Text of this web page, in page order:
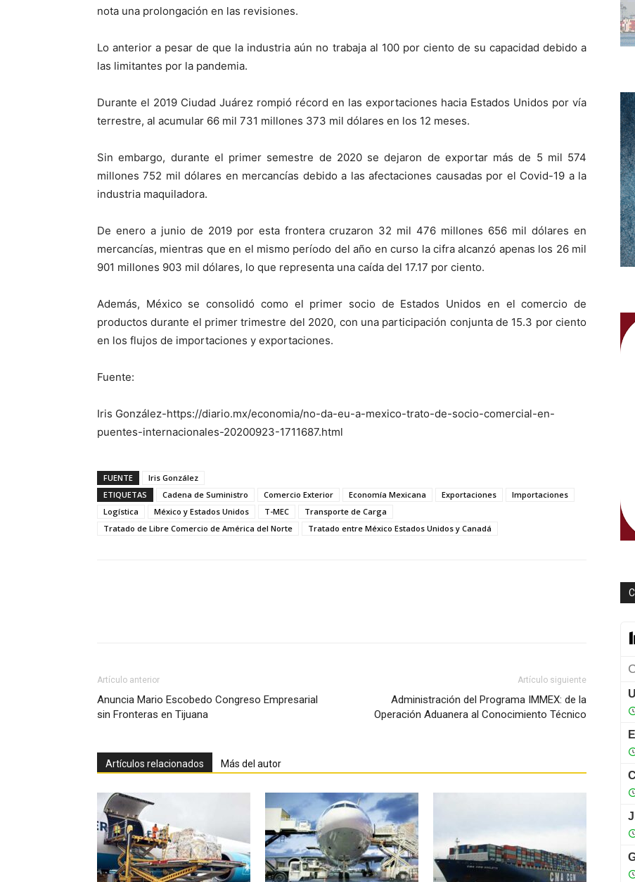
nota una prolongación en las revisiones.
Lo anterior a pesar de que la industria aún no trabaja al 100 por ciento de su capacidad debido a
las limitantes por la pandemia.
Durante el 2019 Ciudad Juárez rompió récord en las exportaciones hacia Estados Unidos por vía
terrestre, al acumular 66 mil 731 millones 373 mil dólares en los 12 meses.
Sin embargo, durante el primer semestre de 2020 se dejaron de exportar más de 5 mil 574
millones 752 mil dólares en mercancías debido a las afectaciones causadas por el Covid-19 a la
industria maquiladora.
De enero a junio de 2019 por esta frontera cruzaron 32 mil 476 millones 656 mil dólares en
mercancías, mientras que en el mismo período del año en curso la cifra alcanzó apenas los 26 mil
901 millones 903 mil dólares, lo que representa una caída del 17.17 por ciento.
Además, México se consolidó como el primer socio de Estados Unidos en el comercio de
productos durante el primer trimestre del 2020, con una participación conjunta de 15.3 por ciento
en los flujos de importaciones y exportaciones.
Fuente:
Iris González-https://diario.mx/economia/no-da-eu-a-mexico-trato-de-socio-comercial-en-
puentes-internacionales-20200923-1711687.html
FUENTE
Iris González
ETIQUETAS
Cadena de Suministro Comercio Exterior Economía Mexicana Exportaciones
Importaciones
Logística
México y Estados Unidos T-MEC
Transporte de Carga
Tratado de Libre Comercio de América del Norte
Tratado entre México Estados Unidos y Canadá
Artículo anterior
Anuncia Mario Escobedo Congreso Empresarial
sin Fronteras en Tijuana
Artículo siguiente
Administración del Programa IMMEX: de la
Operación Aduanera al Conocimiento Técnico
Artículos relacionados Más del autor